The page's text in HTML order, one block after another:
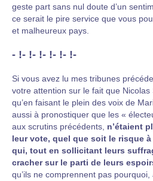
geste part sans nul doute d’un
ce serait le pire service que vous
et malheureux pays.
- !- !- !- !- !- !-
Si vous avez lu mes tribunes
votre attention sur le fait que
qu’en faisant le plein des voix de
aussi à pronostiquer que les «
aux scrutins précédents, n’étaient
leur vote, quel que soit le risque
qui, tout en sollicitant leurs
cracher sur le parti de leurs
qu’ils ne comprennent pas pourquoi,